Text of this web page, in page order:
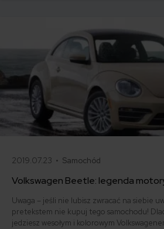
2019.07.23 • Samochód
Volkswagen Beetle: legenda
Uwaga – jeśli nie lubisz zwracać na siebie
pretekstem nie kupuj tego samochodu!
jedziesz wesołym i kolorowym